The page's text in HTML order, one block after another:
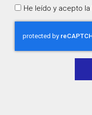
He leído y acepto la